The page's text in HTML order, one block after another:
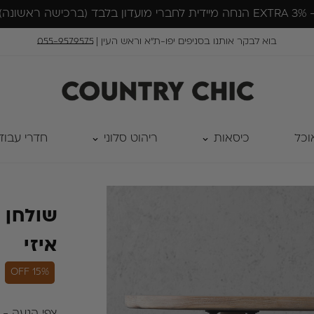
בוא לבקר אותנו בסניפים יפו-ת״א וראש העין |055-9579575
כיסאות ריהוט סלוני חדרי
איזי
15% OFF